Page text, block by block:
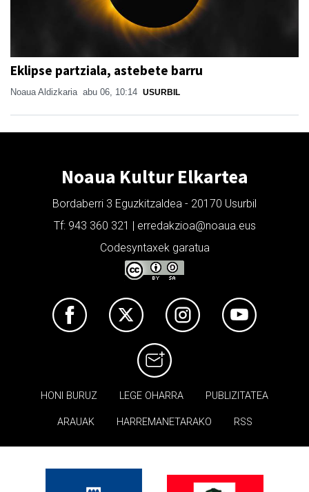
Eklipse partziala, astebete barru
Noaua Aldizkaria abu 06, 10:14 USURBIL
Noaua Kultur Elkartea
Bordaberri 3 Eguzkitzaldea - 20170 Usurbil
Tf: 943 360 321 | erredakzioa@noaua.eus
Codesyntaxek garatua
HONI BURUZ LEGE OHARRA PUBLIZITATEA
ARAUAK HARREMANETARAKO RSS